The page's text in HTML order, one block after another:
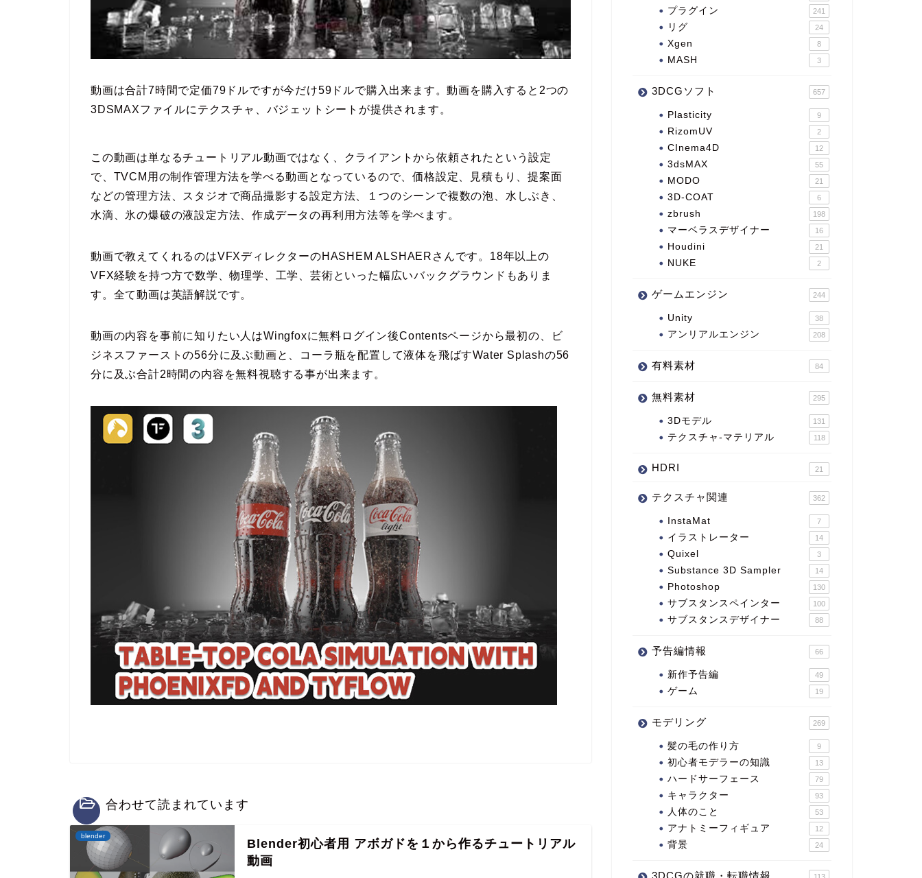
動画は合計7時間で定価79ドルですが今だけ59ドルで購入出来ます。動画を購入すると2つの
3DSMAXファイルにテクスチャ、バジェットシートが提供されます。
この動画は単なるチュートリアル動画ではなく、クライアントから依頼されたという設定
で、TVCM用の制作管理方法を学べる動画となっているので、価格設定、見積もり、提案面
などの管理方法、スタジオで商品撮影する設定方法、１つのシーンで複数の泡、水しぶき、
水滴、氷の爆破の液設定方法、作成データの再利用方法等を学べます。
動画で教えてくれるのはVFXディレクターのHASHEM ALSHAERさんです。18年以上の
VFX経験を持つ方で数学、物理学、工学、芸術といった幅広いバックグラウンドもありま
す。全て動画は英語解説です。
動画の内容を事前に知りたい人はWingfoxに無料ログイン後Contentsページから最初の、ビ
ジネスファーストの56分に及ぶ動画と、コーラ瓶を配置して液体を飛ばすWater Splashの56
分に及ぶ合計2時間の内容を無料視聴する事が出来ます。
合わせて読まれています
blender
Blender初心者用 アボガドを１から作るチュートリアル
動画
プラグイン 241
リグ 24
Xgen 8
MASH 3
3DCGソフト 657
Plasticity 9
RizomUV 2
CInema4D 12
3dsMAX 55
MODO 21
3D-COAT 6
zbrush 198
マーベラスデザイナー 16
Houdini 21
NUKE 2
ゲームエンジン 244
Unity 38
アンリアルエンジン 208
有料素材 84
無料素材 295
3Dモデル 131
テクスチャ-マテリアル 118
HDRI 21
テクスチャ関連 362
InstaMat 7
イラストレーター 14
Quixel 3
Substance 3D Sampler 14
Photoshop 130
サブスタンスペインター 100
サブスタンスデザイナー 88
予告編情報 66
新作予告編 49
ゲーム 19
モデリング 269
髪の毛の作り方 9
初心者モデラーの知識 13
ハードサーフェース 79
キャラクター 93
人体のこと 53
アナトミーフィギュア 12
背景 24
3DCGの就職・転職情報